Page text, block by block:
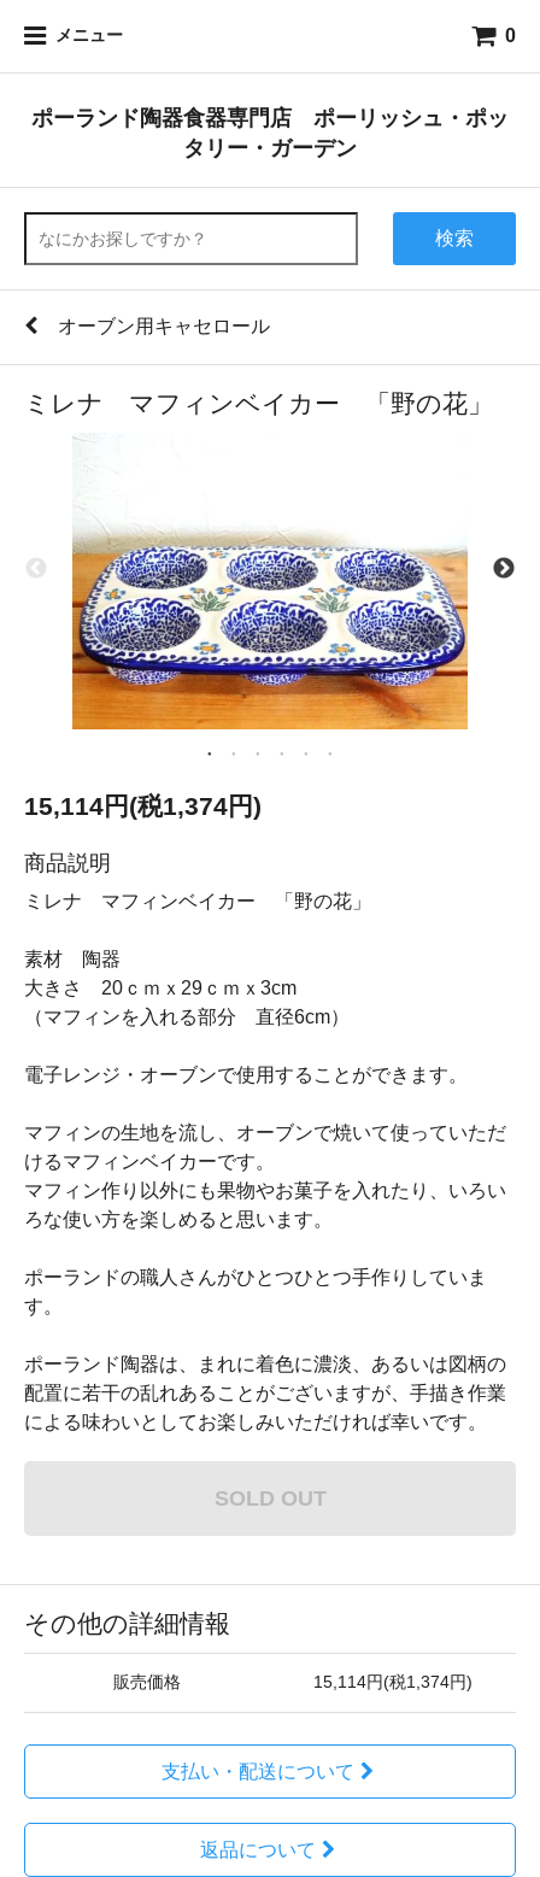
メニュー 0
ポーランド陶器食器専門店 ポーリッシュ・ポッ
タリー・ガーデン
検索
オーブン用キャセロール
ミレナ マフィンベイカー 「野の花」
15,114円(税1,374円)
商品説明
ミレナ マフィンベイカー 「野の花」
素材 陶器
大きさ 20ｃｍｘ29ｃｍｘ3cm
（マフィンを入れる部分 直径6cm）
電子レンジ・オーブンで使用することができます。
マフィンの生地を流し、オーブンで焼いて使っていただ
けるマフィンベイカーです。
マフィン作り以外にも果物やお菓子を入れたり、いろい
ろな使い方を楽しめると思います。
ポーランドの職人さんがひとつひとつ手作りしていま
す。
ポーランド陶器は、まれに着色に濃淡、あるいは図柄の
配置に若干の乱れあることがございますが、手描き作業
による味わいとしてお楽しみいただければ幸いです。
SOLD OUT
その他の詳細情報
販売価格 15,114円(税1,374円)
支払い・配送について
返品について